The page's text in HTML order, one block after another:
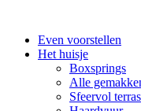
Even voorstellen
Het huisje
Boxsprings
Alle
Sfeervol terras